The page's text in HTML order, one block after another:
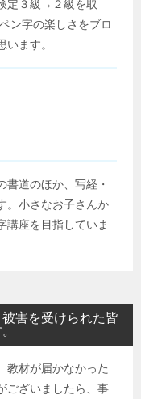
定３級→２級を取
ン字の楽しさをブロ
ます。
書道のほか、写経・
。小さなお子さんか
講座を目指していま
害を受けられた皆
教材が届かなかった
ございましたら、事